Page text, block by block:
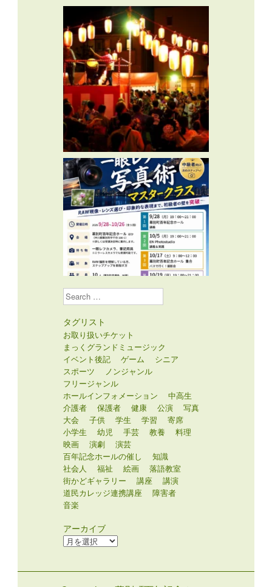
Search
タグリスト
お取り扱いチケット
まっくグランドミュージック
イベント後記
ゲーム
シニア
スポーツ
ノンジャンル
フリージャンル
ホールインフォメーション
中高生
介護者
保護者 健康 公演
写真
大会
子供 学生 学習
寄席
小学生
幼児 手芸 教養
料理
映画
演劇
演芸
百年記念ホールの催し
知識
社会人
福祉 絵画
落語教室
街かどギャラリー
講座
講演
道民カレッジ連携講座
障害者
音楽
アーカイブ
ア